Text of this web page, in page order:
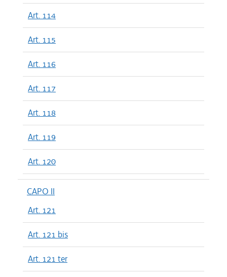
Art. 114
Art. 115
Art. 116
Art. 117
Art. 118
Art. 119
Art. 120
CAPO II
Art. 121
Art. 121 bis
Art. 121 ter